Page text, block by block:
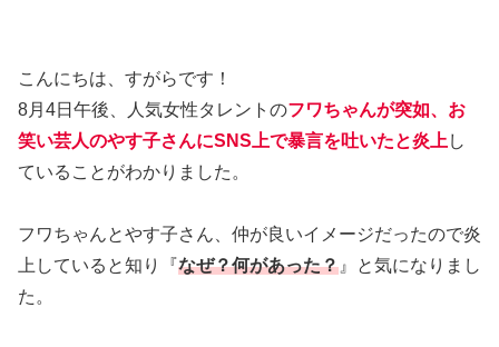
こんにちは、すがらです！
8月4日午後、人気女性タレントのフワちゃんが突如、お
笑い芸人のやす子さんにSNS上で暴言を吐いたと炎上 し
ていることがわかりました。
フワちゃんとやす子さん、仲が良いイメージだったので炎
上していると知り『なぜ？何があった？ 』と気になりまし
た。